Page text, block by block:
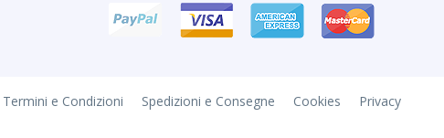
Termini e Condizioni Spedizioni e Consegne Cookies Privacy